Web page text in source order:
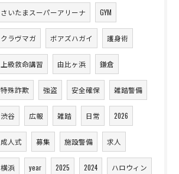
さいたまスーパーアリーナ GYM
クラヴマガ ボアズハガイ 護身術
上級救命講習 由比ヶ浜 鎌倉
特殊詐欺 強盗 安全確保 雑踏警備
渋谷 広報 雑踏 日常 2026
成人式 募集 施設警備 求人
横浜 year 2025 2024 ハロウィン